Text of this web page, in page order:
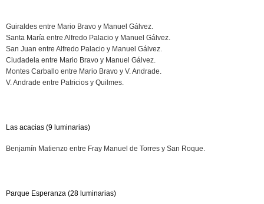
Guiraldes entre Mario Bravo y Manuel Gálvez.
Santa María entre Alfredo Palacio y Manuel Gálvez.
San Juan entre Alfredo Palacio y Manuel Gálvez.
Ciudadela entre Mario Bravo y Manuel Gálvez.
Montes Carballo entre Mario Bravo y V. Andrade.
V. Andrade entre Patricios y Quilmes.
Las acacias (9 luminarias)
Benjamín Matienzo entre Fray Manuel de Torres y San Roque.
Parque Esperanza (28 luminarias)